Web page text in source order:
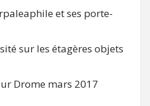
et ses porte-
sur les étagères objets
Drome mars 2017